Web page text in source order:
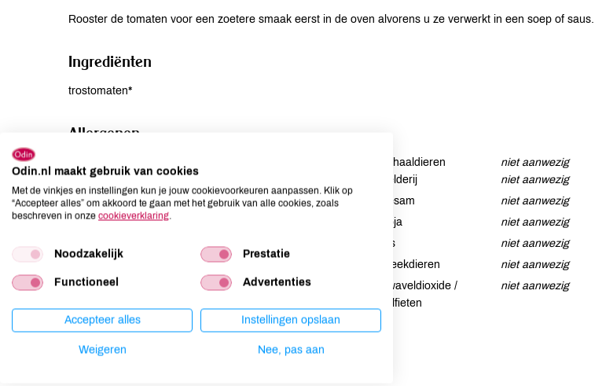
Rooster de tomaten voor een zoetere smaak eerst in de oven alvorens u ze verwerkt in een soep of saus.
Ingrediënten
trostomaten*
Allergenen
niet aanwezig
Gluten
niet aanwezig
Lupine
niet aanwezig
Noten
niet aanwezig
Schaaldieren
niet aanwezig
Selderij
niet aanwezig
Sesam
niet aanwezig
Soja
niet aanwezig
Vis
niet aanwezig
Weekdieren
niet aanwezig
Zwaveldioxide /
sulfieten
niet aanwezig
Anderen kochten ook
Odin.nl maakt gebruik van cookies
Met de vinkjes en instellingen kun je jouw cookievoorkeuren aanpassen. Klik op
“Accepteer alles” om akkoord te gaan met het gebruik van alle cookies, zoals
beschreven in onze cookieverklaring.
Noodzakelijk Prestatie
Functioneel Advertenties
Accepteer alles Instellingen opslaan
Weigeren Nee, pas aan